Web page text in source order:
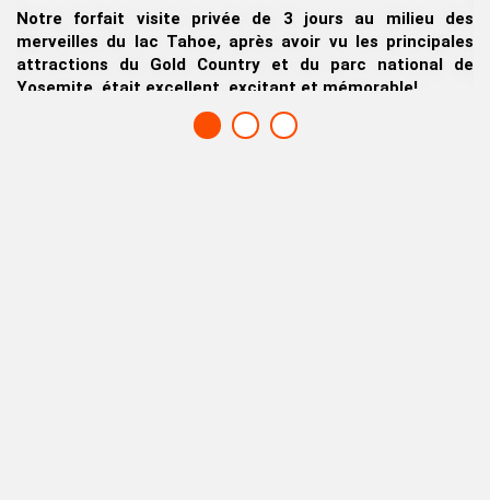
aventure personnalisée de 3 jours parmi les sites et
attractions du parc national de Yosemite - une
destination merveilleuse.
Chris G., Dallas, Texas